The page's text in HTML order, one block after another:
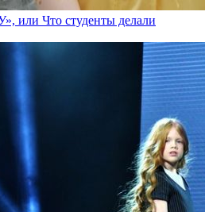
или Что студенты делали